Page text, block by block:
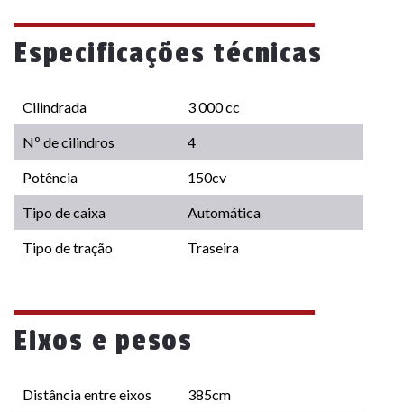
Especificações técnicas
Cilindrada 3 000 cc
Nº de cilindros 4
Potência 150cv
Tipo de caixa Automática
Tipo de tração Traseira
Eixos e pesos
Distância entre eixos 385cm